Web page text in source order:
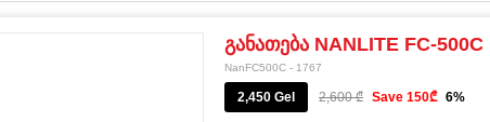
განათება NANLITE FC-500C
NanFC500C - 1767
2,450 Gel 2,600 ₾ Save 150₾ 6%